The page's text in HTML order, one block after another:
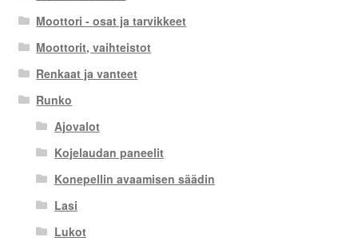
Moottori - osat ja tarvikkeet
Moottorit, vaihteistot
Renkaat ja vanteet
Runko
Ajovalot
Kojelaudan paneelit
Konepellin avaamisen säädin
Lasi
Lukot